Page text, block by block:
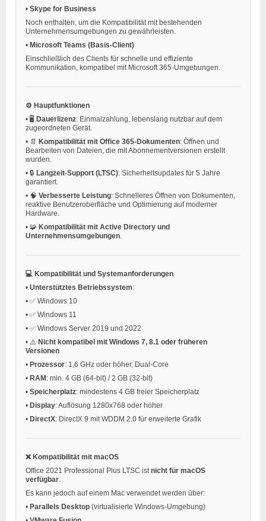
• Skype for Business
Noch enthalten, um die Kompatibilität mit bestehenden
Unternehmensumgebungen zu gewährleisten.
• Microsoft Teams (Basis-Client)
Einschließlich des Clients für schnelle und effiziente
Kommunikation, kompatibel mit Microsoft 365-Umgebungen.
⚙️ Hauptfunktionen
• 🖥️ Dauerlizenz: Einmalzahlung, lebenslang nutzbar auf dem
zugeordneten Gerät.
• 📄 Kompatibilität mit Office 365-Dokumenten: Öffnen und
Bearbeiten von Dateien, die mit Abonnementversionen erstellt
wurden.
• 🔒 Langzeit-Support (LTSC): Sicherheitsupdates für 5 Jahre
garantiert.
• 🧠 Verbesserte Leistung: Schnelleres Öffnen von Dokumenten,
reaktive Benutzeroberfläche und Optimierung auf moderner
Hardware.
• 🧩 Kompatibilität mit Active Directory und
Unternehmensumgebungen
💻 Kompatibilität und Systemanforderungen
• Unterstütztes Betriebssystem:
• ✅ Windows 10
• ✅ Windows 11
• ✅ Windows Server 2019 und 2022
• ⚠️ Nicht kompatibel mit Windows 7, 8.1 oder früheren
Versionen
• Prozessor: 1,6 GHz oder höher, Dual-Core
• RAM: min. 4 GB (64-bit) / 2 GB (32-bit)
• Speicherplatz: mindestens 4 GB freier Speicherplatz
• Display: Auflösung 1280x768 oder höher
• DirectX: DirectX 9 mit WDDM 2.0 für erweiterte Grafik
❌ Kompatibilität mit macOS
Office 2021 Professional Plus LTSC ist nicht für macOS
verfügbar
Es kann jedoch auf einem Mac verwendet werden über:
• Parallels Desktop (virtualisierte Windows-Umgebung)